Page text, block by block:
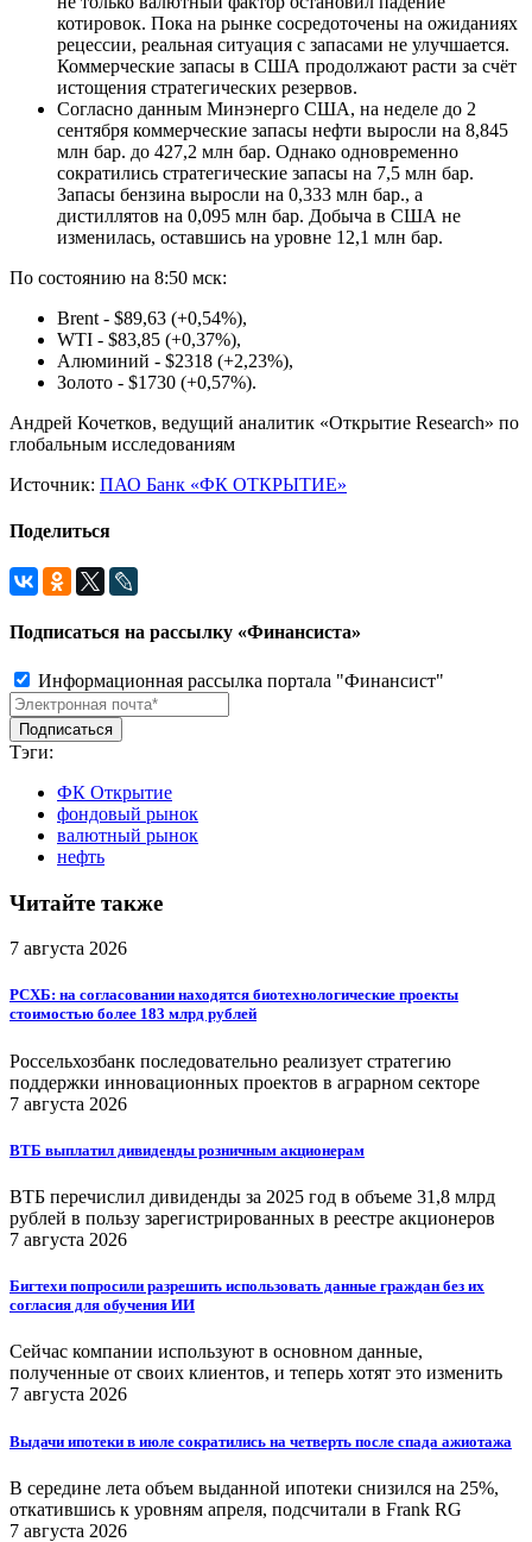
котировок. Пока на рынке сосредоточены на ожиданиях
рецессии, реальная ситуация с запасами не улучшается.
Коммерческие запасы в США продолжают расти за счёт
истощения стратегических резервов.
Согласно данным Минэнерго США, на неделе до 2
сентября коммерческие запасы нефти выросли на 8,845
млн бар. до 427,2 млн бар. Однако одновременно
сократились стратегические запасы на 7,5 млн бар.
Запасы бензина выросли на 0,333 млн бар., а
дистиллятов на 0,095 млн бар. Добыча в США не
изменилась, оставшись на уровне 12,1 млн бар.
По состоянию на 8:50 мск:
Brent - $89,63 (+0,54%),
WTI - $83,85 (+0,37%),
Алюминий - $2318 (+2,23%),
Золото - $1730 (+0,57%).
Андрей Кочетков, ведущий аналитик «Открытие Research» по
глобальным исследованиям
Источник: ПАО Банк «ФК ОТКРЫТИЕ»
Поделиться
Подписаться на рассылку «Финансиста»
Информационная рассылка портала "Финансист"
Тэги:
ФК Открытие
фондовый рынок
валютный рынок
нефть
Читайте также
7 августа 2026
РСХБ: на согласовании находятся биотехнологические проекты
стоимостью более 183 млрд рублей
Россельхозбанк последовательно реализует стратегию
поддержки инновационных проектов в аграрном секторе
7 августа 2026
ВТБ выплатил дивиденды розничным акционерам
ВТБ перечислил дивиденды за 2025 год в объеме 31,8 млрд
рублей в пользу зарегистрированных в реестре акционеров
7 августа 2026
Бигтехи попросили разрешить использовать данные граждан без их
согласия для обучения ИИ
Сейчас компании используют в основном данные,
полученные от своих клиентов, и теперь хотят это изменить
7 августа 2026
Выдачи ипотеки в июле сократились на четверть после спада ажиотажа
В середине лета объем выданной ипотеки снизился на 25%,
откатившись к уровням апреля, подсчитали в Frank RG
7 августа 2026